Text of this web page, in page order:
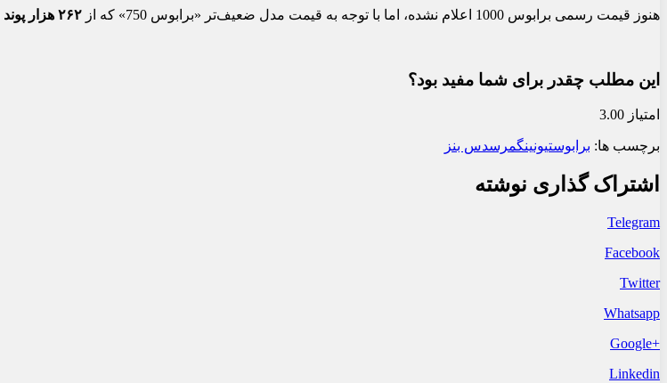
هنوز قیمت رسمی برابوس 1000 اعلام نشده، اما با توجه به قیمت مدل ضعیف‌تر «برابوس 750» که از ۲۶۲ هزار پوند
این مطلب چقدر برای شما مفید بود؟
امتیاز 3.00
برچسب ها: برابوستیونینگمرسدس بنز
اشتراک گذاری نوشته
Telegram
Facebook
Twitter
Whatsapp
+Google
Linkedin